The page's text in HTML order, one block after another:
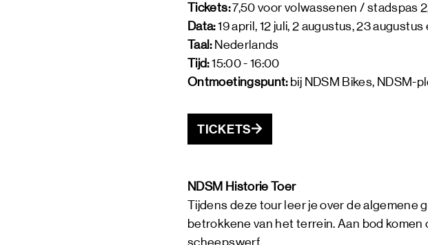
Tickets:7,50 voor volwassenen / stadspas
Data:19 april, 12 juli, 2 augustus, 23
Taal: Nederlands
Tijd:15:00 - 16:00
Ontmoetingspunt: bij NDSM Bikes, NDSM-
TICKETS
NDSM Historie Toer
Tijdens deze tour leer je over de algemene
betrokkene van het terrein. Aan bod
scheepswerf,